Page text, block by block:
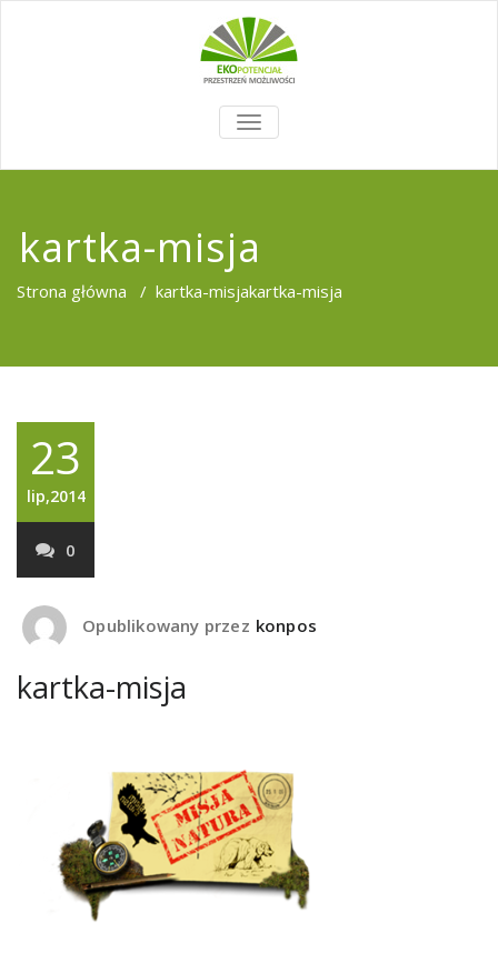
TOGGLE
NAVIGATION
kartka-misja
Strona główna / kartka-misjakartka-misja
23
lip,2014
0
Opublikowany przez konpos
kartka-misja